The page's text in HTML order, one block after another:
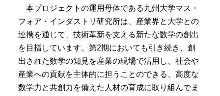
本プロジェクトの運用母体である九州大学マス・
フォア・インダストリ研究所は、産業界と大学との
連携を通じて、技術革新を支える新たな数学の創出
を目指しています。第2期においても引き続き、創
出された数学の知見を産業の現場で活用し、社会や
産業への貢献を主体的に担うことのできる、高度な
数学力と共創力を備えた人材の育成に取り組んでま